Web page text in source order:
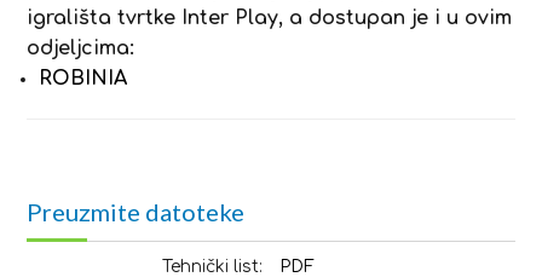
igrališta tvrtke Inter Play, a dostupan je i u ovim
odjeljcima:
ROBINIA
Preuzmite datoteke
Tehnički list: PDF